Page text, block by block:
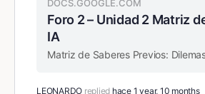
DOCS.GOOGLE.COM
Foro 2 – Unidad 2 Matriz del uso de la
IA
LEONARDO replied hace 1 year, 10 months